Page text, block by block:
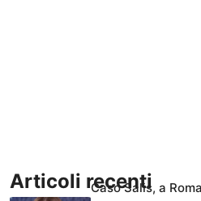
Articoli recenti
Caso Salis, a